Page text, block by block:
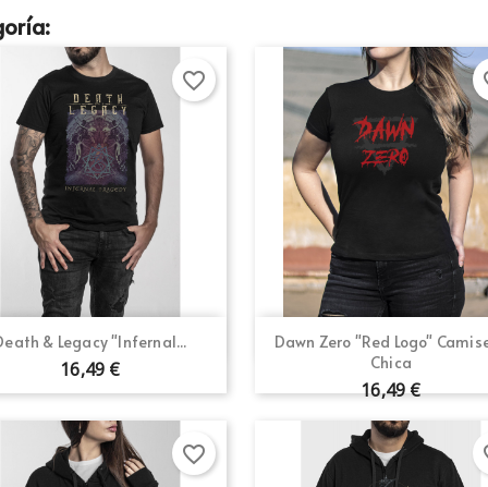
& Legacy "Infernal...
16,49 €
Vista rápida
favorite_border
Dawn Zero "Red Logo"
Chica
16,49 €
Vista rápida
favorite_border